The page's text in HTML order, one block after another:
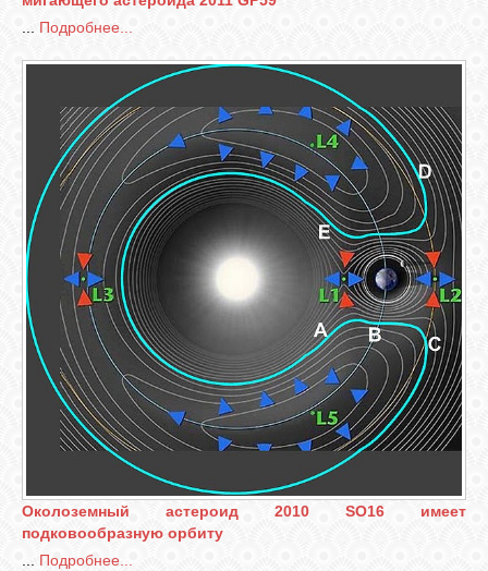
RSS
... Подробнее...
Околоземный астероид 2010 SO16 имеет
подковообразную орбиту
... Подробнее...